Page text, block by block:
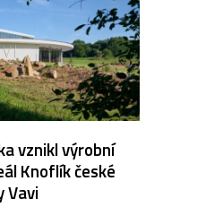
vznikl výrobní
Knoflík české
Vavi